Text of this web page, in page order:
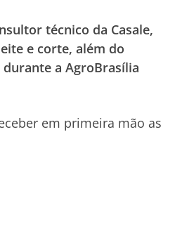
técnico da Casale,
e corte, além do
a AgroBrasília
em primeira mão as